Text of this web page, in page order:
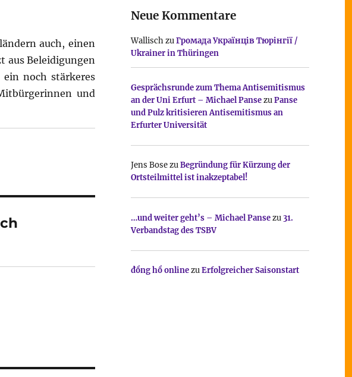
auch, einen
aus Beleidigungen
noch stärkeres
und
Neue Kommentare
WallischzuГромада Українців Тюрінгії /
Ukrainer in Thüringen
Gesprächsrunde zum Thema Antisemitismus
an der Uni Erfurt – Michael PansezuPanse
und Pulz kritisieren Antisemitismus an
Erfurter Universität
Jens BosezuBegründung für Kürzung der
Ortsteilmittel ist inakzeptabel!
…und weiter geht’s – Michael Pansezu31.
Verbandstag des TSBV
đồng hồ onlinezuErfolgreicher Saisonstart